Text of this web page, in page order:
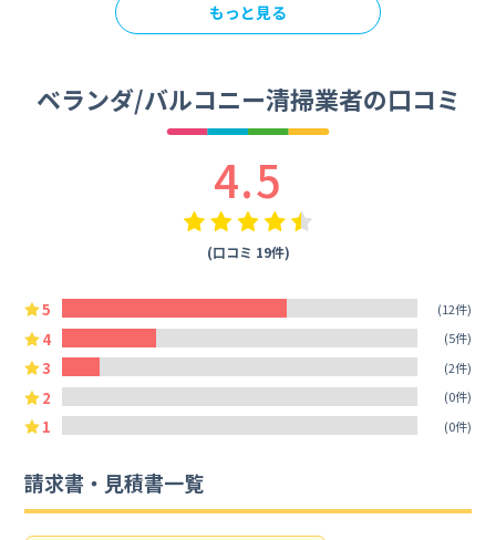
もっと見る
ベランダ/バルコニー清掃業者の口コミ
4.5
(口コミ 19件)
5 (12件)
4 (5件)
3 (2件)
2 (0件)
1 (0件)
請求書・見積書一覧